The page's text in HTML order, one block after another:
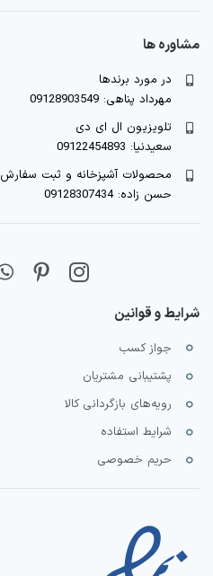
مشاوره ها
در مورد برندها
مهرداد پناهی: 09128903549
تلویزیون ال ای دی
سعیدنیا: 09122454893
محصولات آشپزخانه و ثبت سفارش
حسن زاده: 09128307434
شرایط و قوانین
جواز کسب
پشتیبانی مشتریان
رویه‌های بازگردانی کالا
شرایط استفاده
حریم خصوصی